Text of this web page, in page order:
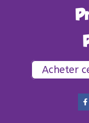
Acheter